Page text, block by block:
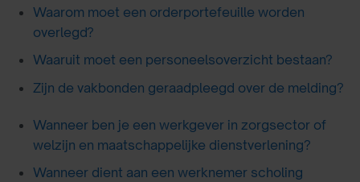
Waarom moet een orderportefeuille worden
overlegd?
Waaruit moet een personeelsoverzicht bestaan?
Zijn de vakbonden geraadpleegd over de melding?
Wanneer ben je een werkgever in zorgsector of
welzijn en maatschappelijke dienstverlening?
Wanneer dient aan een werknemer scholing